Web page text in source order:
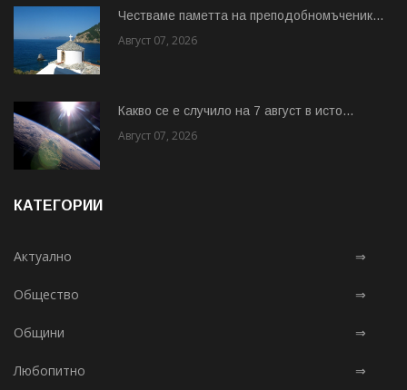
Честваме паметта на преподобномъченик...
Август 07, 2026
Какво се е случило на 7 август в исто...
Август 07, 2026
КАТЕГОРИИ
Актуално ⇒
Общество ⇒
Общини ⇒
Любопитно ⇒